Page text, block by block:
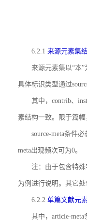
6.2.1 来源元素集
来源元素集以“本
具体标识类型通过
其中，contrib、
素结构一致。限于篇
source-meta条件
meta出现频次可为0。
注：由于包含特殊
为例进行说明。其它
6.2.2 单篇文献元
其中，article-